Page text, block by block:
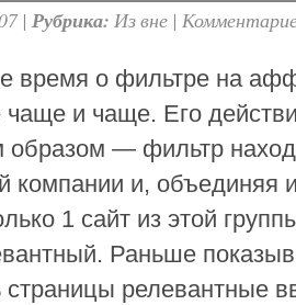
| Рубрика: Из вне |
время о фильтре на
чаще и чаще. Его
— фильтр
компании и, объединяя
1 сайт из этой
Раньше
страницы релевантные